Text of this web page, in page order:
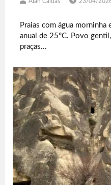
Praias com água morninha
anual de 25°C. Povo
praças...